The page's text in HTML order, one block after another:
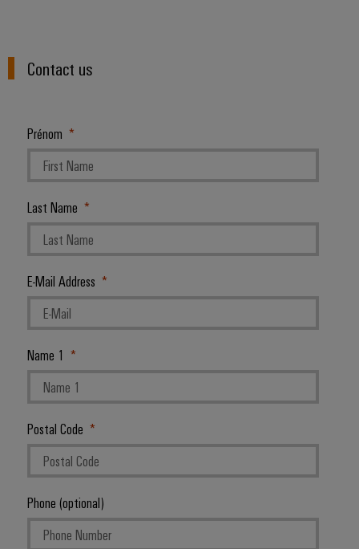
Contact us
Prénom
Last Name
E-Mail Address
Name 1
Postal Code
Phone (optional)